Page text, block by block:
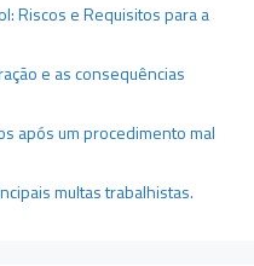
Riscos e Requisitos para a
e as consequências
após um procedimento mal
multas trabalhistas.